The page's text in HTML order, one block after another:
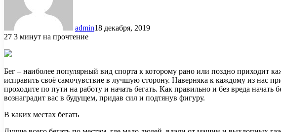
admin18 декабря, 2019
27 3 минут на прочтение
Бег – наиболее популярный вид спорта к которому рано или поздно приходит
исправить своё самочувствие в лучшую сторону. Наверняка к каждому из нас
проходите по пути на работу и начать бегать. Как правильно и без вреда
вознаградит вас в будущем, придав сил и подтянув фигуру.
В каких местах бегать